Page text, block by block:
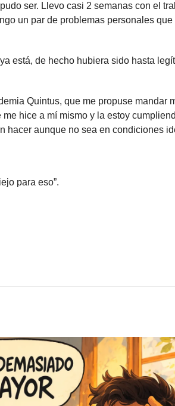
ser. Llevo casi 2 semanas con el
un par de problemas personales que
está, de hecho hubiera sido hasta
Quintus, que me propuse mandar
hice a mí mismo y la estoy
hacer aunque no sea en condiciones
para eso”.